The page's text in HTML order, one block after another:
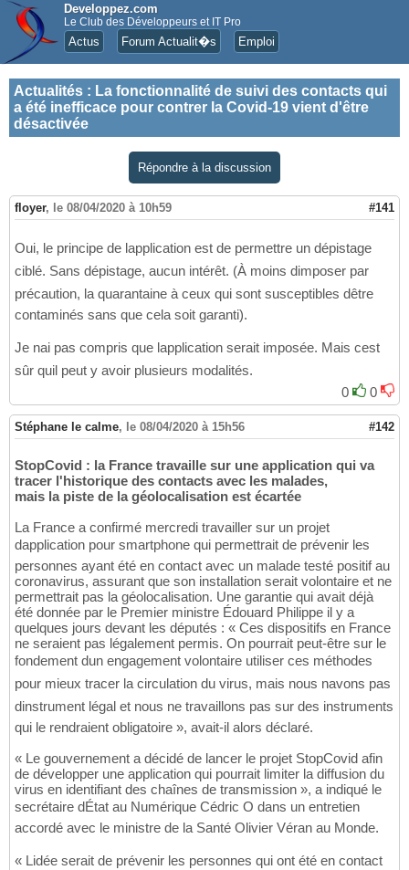
Developpez.com
Le Club des Développeurs et IT Pro
Actus Forum Actualit�s Emploi
Actualités : La fonctionnalité de suivi des contacts qui
a été inefficace pour contrer la Covid-19 vient d'être
désactivée
Répondre à la discussion
floyer, le 08/04/2020 à 10h59 #141
Oui, le principe de lapplication est de permettre un dépistage
ciblé. Sans dépistage, aucun intérêt. (À moins dimposer par
précaution, la quarantaine à ceux qui sont susceptibles dêtre
contaminés sans que cela soit garanti).
Je nai pas compris que lapplication serait imposée. Mais cest
sûr quil peut y avoir plusieurs modalités.
0
0
Stéphane le calme, le 08/04/2020 à 15h56 #142
StopCovid : la France travaille sur une application qui va
tracer l'historique des contacts avec les malades,
mais la piste de la géolocalisation est écartée
La France a confirmé mercredi travailler sur un projet
dapplication pour smartphone qui permettrait de prévenir les
personnes ayant été en contact avec un malade testé positif au
coronavirus, assurant que son installation serait volontaire et ne
permettrait pas la géolocalisation. Une garantie qui avait déjà
été donnée par le Premier ministre Édouard Philippe il y a
quelques jours devant les députés : « Ces dispositifs en France
ne seraient pas légalement permis. On pourrait peut-être sur le
fondement dun engagement volontaire utiliser ces méthodes
pour mieux tracer la circulation du virus, mais nous navons pas
dinstrument légal et nous ne travaillons pas sur des instruments
qui le rendraient obligatoire », avait-il alors déclaré.
« Le gouvernement a décidé de lancer le projet StopCovid afin
de développer une application qui pourrait limiter la diffusion du
virus en identifiant des chaînes de transmission », a indiqué le
secrétaire dÉtat au Numérique Cédric O dans un entretien
accordé avec le ministre de la Santé Olivier Véran au Monde.
« Lidée serait de prévenir les personnes qui ont été en contact